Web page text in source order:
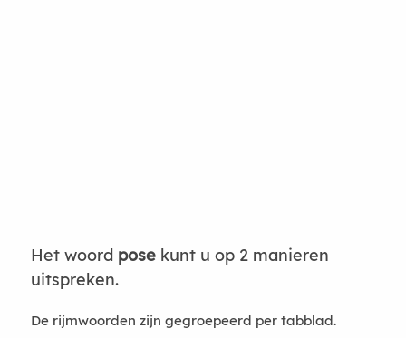
Het woord posekunt u op 2 manieren
uitspreken.
De rijmwoorden zijn gegroepeerd per tabblad.